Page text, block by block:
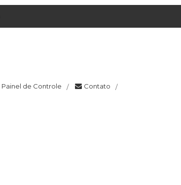
Painel de Controle / Contato /